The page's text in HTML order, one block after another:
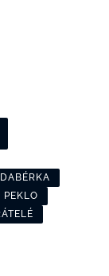
DABÉRKA
PEKLO